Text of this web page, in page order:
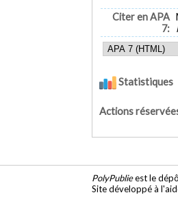
Citer en APA
7:
Statistiques
Actions
PolyPublieest le
Site développé à